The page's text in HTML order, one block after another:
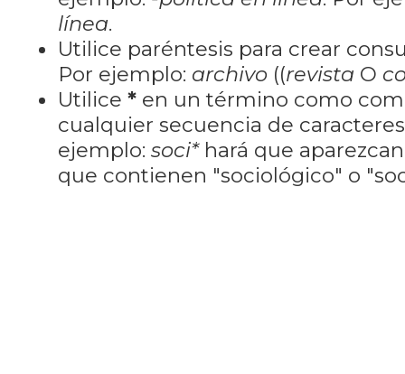
línea.
Utilice paréntesis para crear
Por ejemplo: archivo ((revista O
Utilice *en un término como
cualquier secuencia de
ejemplo: soci*hará que
que contienen "sociológico" o